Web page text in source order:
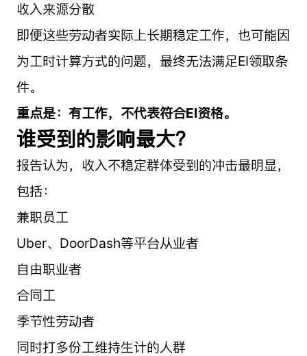
收入来源分散
即便这些劳动者实际上长期稳定工作，也可能因
为工时计算方式的问题，最终无法满足EI领取条
件。
重点是：有工作，不代表符合EI资格。
谁受到的影响最大？
报告认为，收入不稳定群体受到的冲击最明显，
包括：
兼职员工
Uber、DoorDash等平台从业者
自由职业者
合同工
季节性劳动者
同时打多份工维持生计的人群